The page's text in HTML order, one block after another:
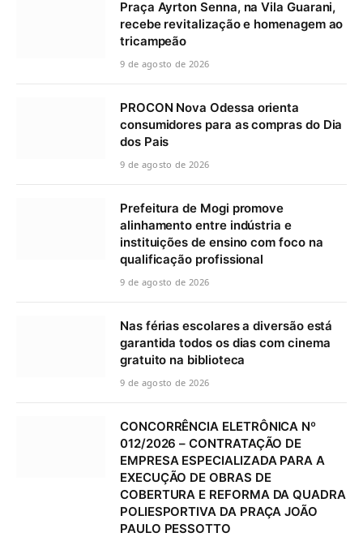
Praça Ayrton Senna, na Vila Guarani,
recebe revitalização e homenagem ao
tricampeão
9 de agosto de 2026
PROCON Nova Odessa orienta
consumidores para as compras do Dia
dos Pais
9 de agosto de 2026
Prefeitura de Mogi promove
alinhamento entre indústria e
instituições de ensino com foco na
qualificação profissional
9 de agosto de 2026
Nas férias escolares a diversão está
garantida todos os dias com cinema
gratuito na biblioteca
9 de agosto de 2026
CONCORRÊNCIA ELETRÔNICA Nº
012/2026 – CONTRATAÇÃO DE
EMPRESA ESPECIALIZADA PARA A
EXECUÇÃO DE OBRAS DE
COBERTURA E REFORMA DA QUADRA
POLIESPORTIVA DA PRAÇA JOÃO
PAULO PESSOTTO